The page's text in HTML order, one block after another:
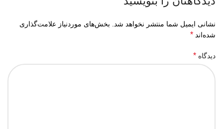
نشانی ایمیل شما منتشر نخواهد شد.
بخش‌های موردنیاز علامت‌گذاری
شده‌اند *
دیدگاه *